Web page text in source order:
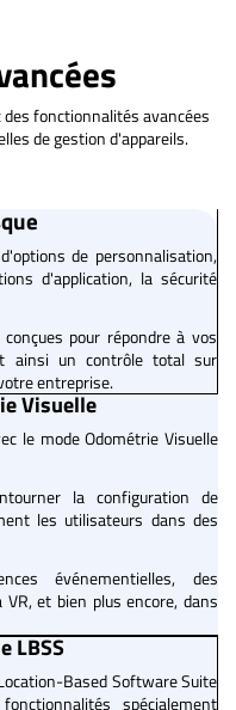
fonctionnalités avancées
de gestion d'appareils.
de personnalisation,
d'application, la sécurité
pour répondre à vos
ainsi un contrôle total sur
entreprise.
Visuelle
le mode Odométrie Visuelle
la configuration de
les utilisateurs dans des
événementielles, des
et bien plus encore, dans
LBSS
Based Software Suite
spécialement